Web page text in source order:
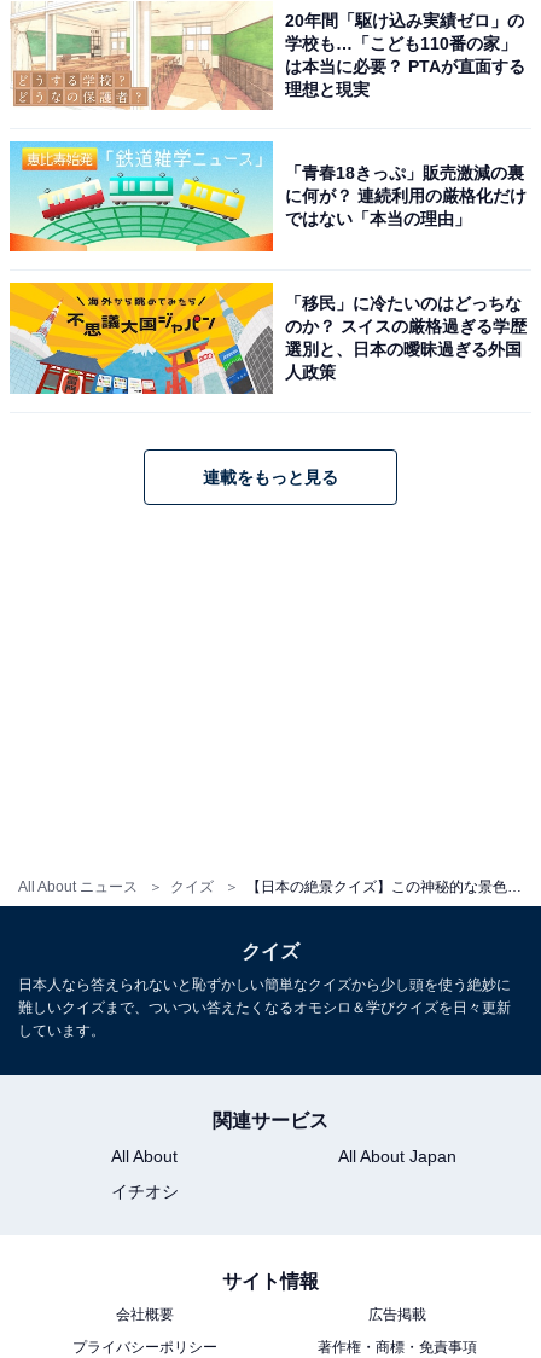
All About ニュース クイズ
の美しい場所はどこ？
1 2
20年間「駆け込み実績ゼロ」の
学校も…「こども110番の家」
は本当に必要？ PTAが直面する
理想と現実
「青春18きっぷ」販売激減の裏
に何が？ 連続利用の厳格化だけ
ではない「本当の理由」
「移民」に冷たいのはどっちな
のか？ スイスの厳格過ぎる学歴
選別と、日本の曖昧過ぎる外国
人政策
連載をもっと見る
クイズ
日本人なら答えられないと恥ずかしい簡単なクイズから少し頭を使う絶妙に
難しいクイズまで、ついつい答えたくなるオモシロ＆学びクイズを日々更新
しています。
関連サービス
All About
All About Japan
イチオシ
サイト情報
会社概要
広告掲載
プライバシーポリシー
著作権・商標・免責事項